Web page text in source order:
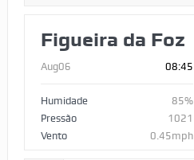
Figueira da Foz
Aug06 08:45
Humidade
85%
Pressão
1021
Vento
0.45mph